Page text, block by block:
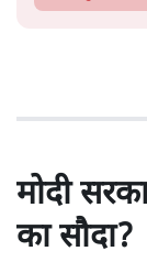
मोदी
का सौदा?